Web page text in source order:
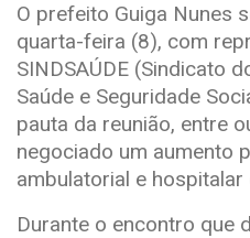
O prefeito Guiga Nunes
quarta-feira (8), com
SINDSAÚDE (Sindicato
Saúde e Seguridade
pauta da reunião, entre
negociado um aumento
ambulatorial e
Durante o encontro que